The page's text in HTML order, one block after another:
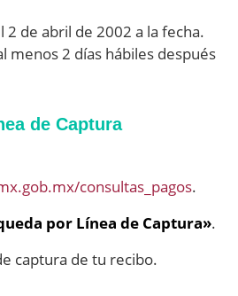
2 de abril de 2002 a la fecha.
menos 2 días hábiles después
de Captura
consultas_pagos.
por Línea de Captura».
captura de tu recibo.